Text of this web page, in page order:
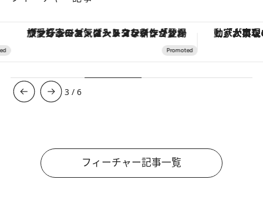
ヴァシュロン・コンスタンタン「オーヴァーシーズ・オートマティック」。旅愛好家のお気に入りコレクションから、ジェンダーレスな新作が登場
3 /6
フィーチャー記事一覧